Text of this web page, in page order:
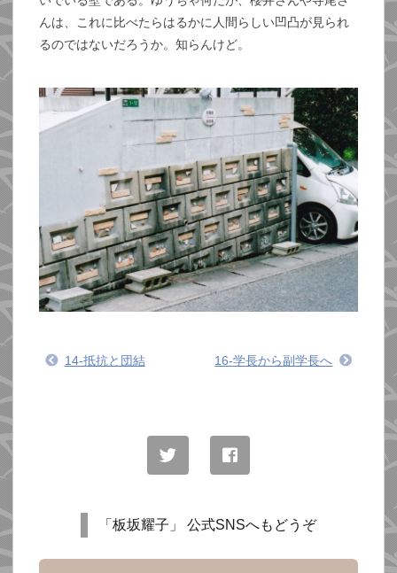
んは、これに比べたらはるかに人間らしい凹凸が見られ
るのではないだろうか。知らんけど。
14-抵抗と団結 16-学長から副学長へ
「板坂耀子」 公式SNSへもどうぞ